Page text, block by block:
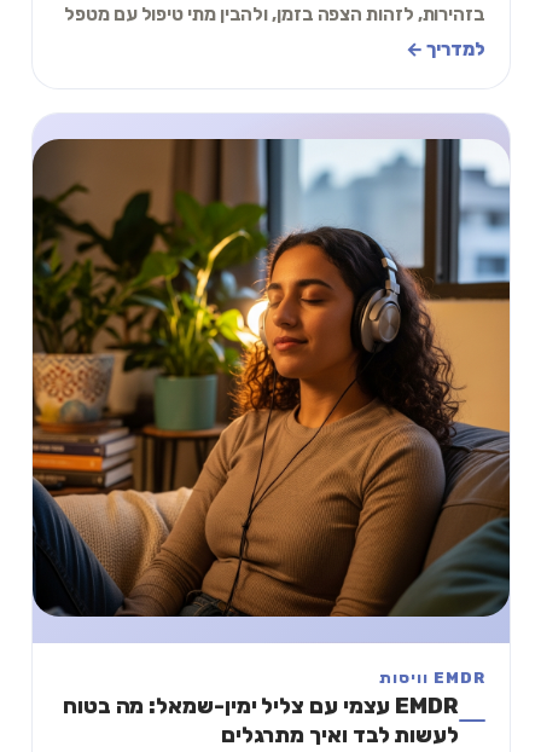
בזהירות, לזהות הצפה בזמן, ולהבין מתי טיפול עם מטפל
הוא הבחירה הנכונה והבטוחה יותר עבורכם.
למדריך ←
EMDR וויסות
EMDR עצמי עם צליל ימין-שמאל: מה בטוח
לעשות לבד ואיך מתרגלים